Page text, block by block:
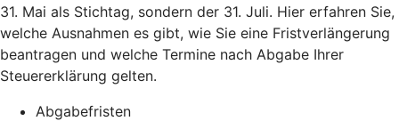
31. Mai als Stichtag, sondern der 31. Juli. Hier erfahren Sie,
welche Ausnahmen es gibt, wie Sie eine Fristverlängerung
beantragen und welche Termine nach Abgabe Ihrer
Steuererklärung gelten.
Abgabefristen